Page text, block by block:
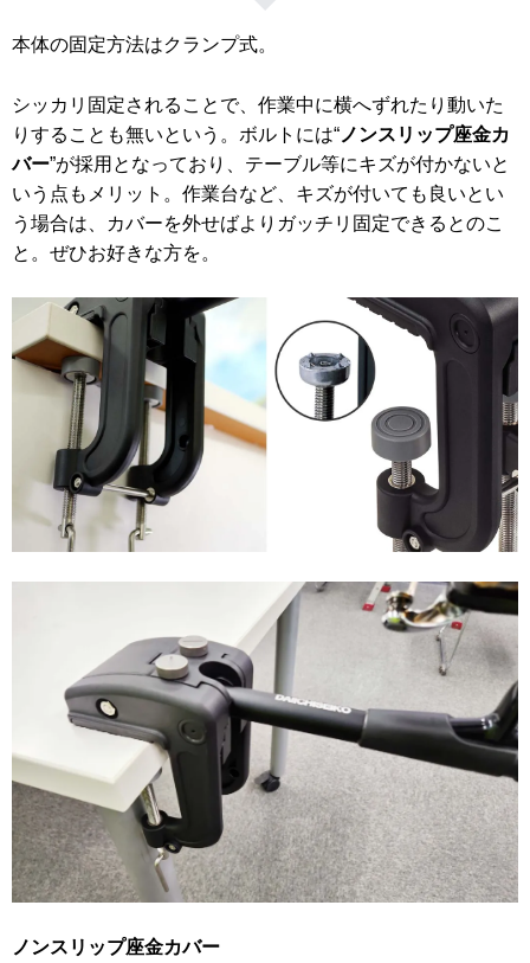
本体の固定方法はクランプ式。
シッカリ固定されることで、作業中に横へずれたり動いた
りすることも無いという。ボルトには“ ノンスリップ座金カ
バー”が採用となっており、テーブル等にキズが付かないと
いう点もメリット。作業台など、キズが付いても良いとい
う場合は、カバーを外せばよりガッチリ固定できるとのこ
と。ぜひお好きな方を。
ノンスリップ座金カバー